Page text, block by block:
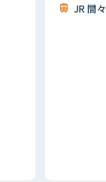
JR 間